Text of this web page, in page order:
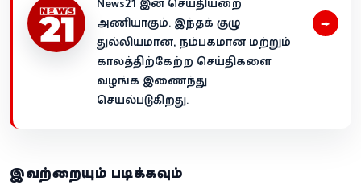
News21 இன் செய்தியறை
அணியாகும். இந்தக் குழு
துல்லியமான, நம்பகமான மற்றும்
காலத்திற்கேற்ற செய்திகளை
வழங்க இணைந்து
செயல்படுகிறது.
→
இவற்றையும் படிக்கவும்